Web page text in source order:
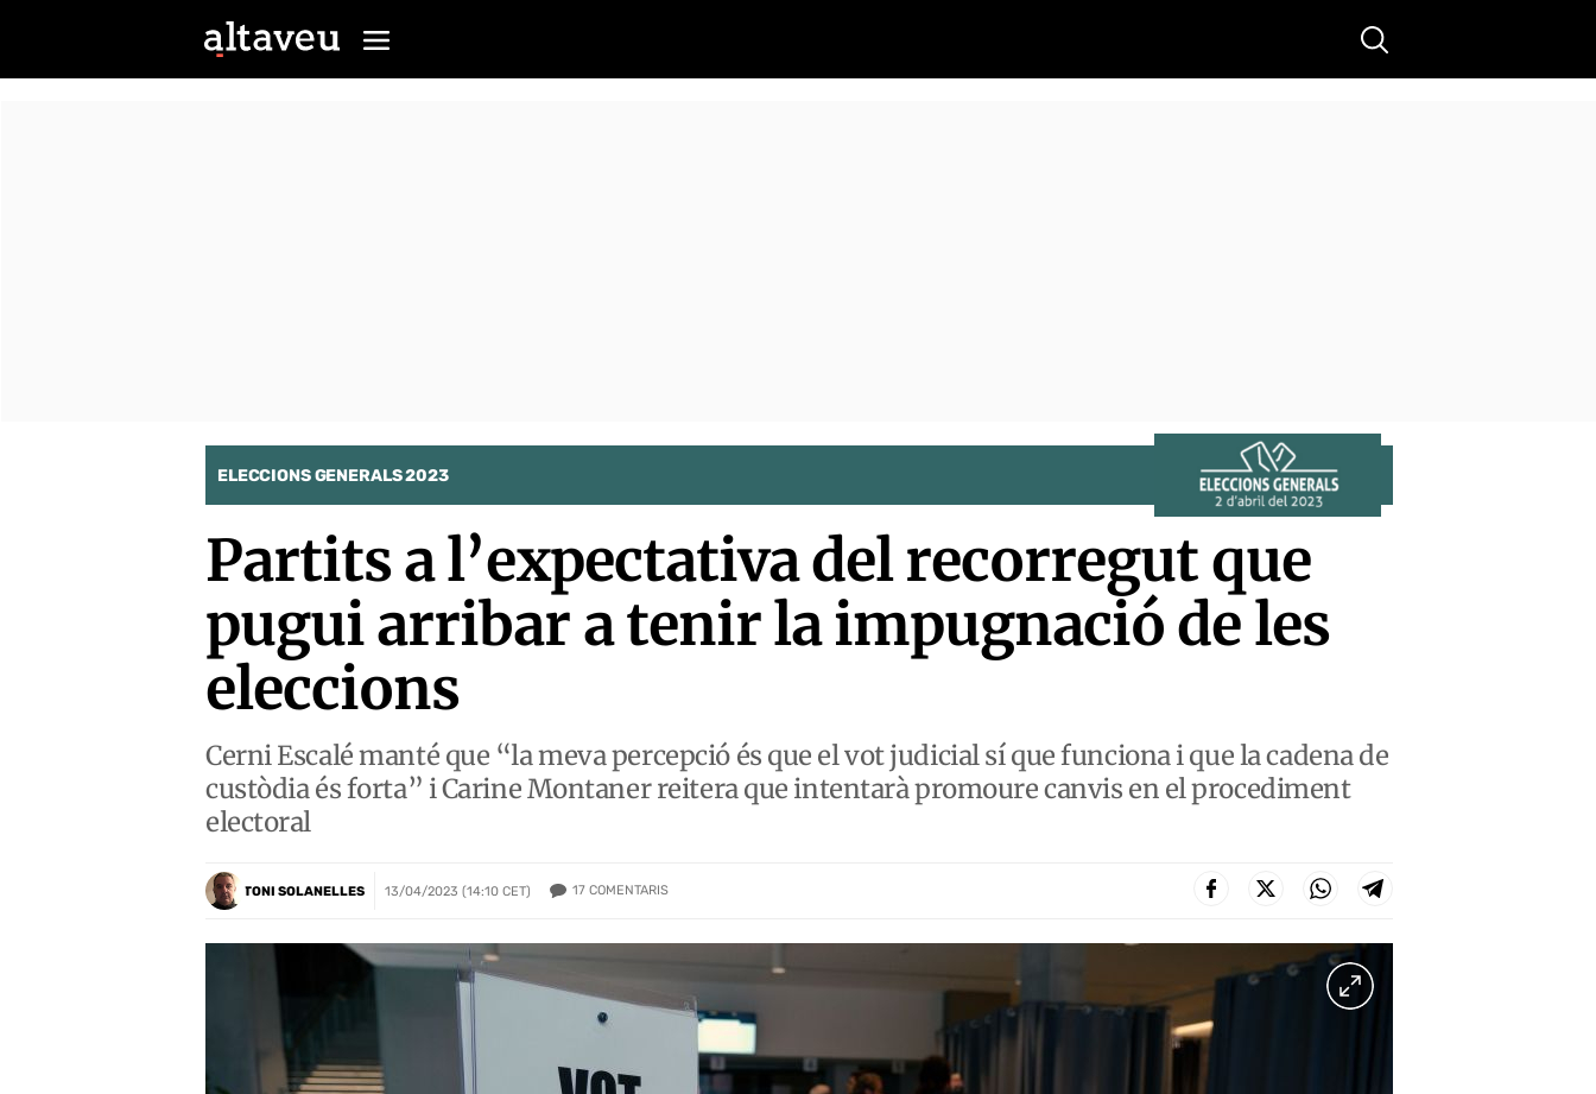
Buscar
ELECCIONS GENERALS 2023
Partits a l’expectativa del recorregut que
pugui arribar a tenir la impugnació de les
eleccions
Cerni Escalé manté que “la meva percepció és que el vot judicial sí que funciona i que la cadena de
custòdia és forta” i Carine Montaner reitera que intentarà promoure canvis en el procediment
electoral
TONI SOLANELLES 13/04/2023 (14:10 CET) 17 COMENTARIS